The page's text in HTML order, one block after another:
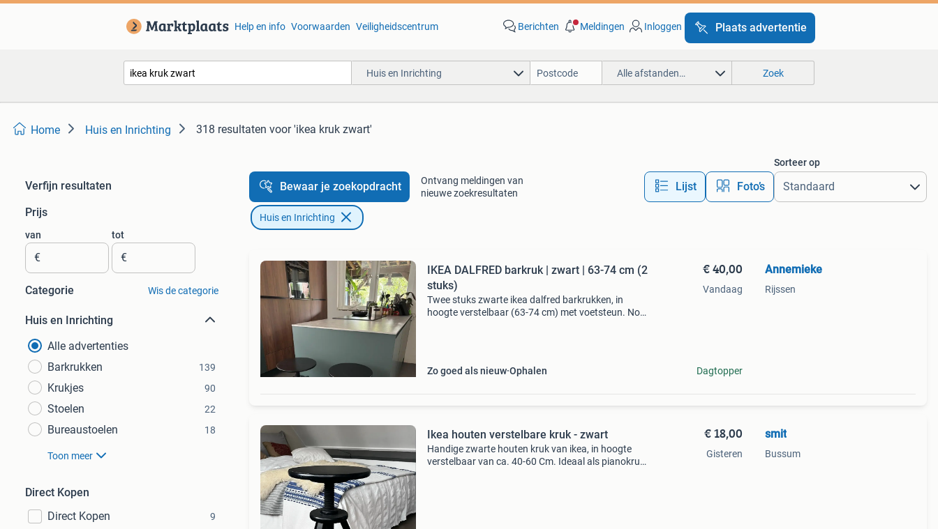
Help en info Voorwaarden Veiligheidscentrum Berichten Meldingen Inloggen Plaats advertentie
Huis en Inrichting Alle afstanden… Zoek
Home Huis en Inrichting 318 resultaten voor 'ikea kruk zwart'
Verfijn resultaten
Prijs
van
€
tot
€
Categorie Wis de categorie
Huis en Inrichting
Alle advertenties
Barkrukken
139
Krukjes 90
Stoelen 22
Bureaustoelen 18
Toon meer
Direct Kopen
Direct Kopen
9
Bewaar je zoekopdracht
Ontvang meldingen van
nieuwe zoekresultaten
Lijst Foto’s
Sorteer op
Huis en Inrichting
IKEA DALFRED barkruk | zwart | 63-74 cm (2
stuks)
Twee stuks zwarte ikea dalfred barkrukken, in
hoogte verstelbaar (63-74 cm) met voetsteun. Nog
Zo goed als nieuw Ophalen
€ 40,00
Vandaag
Dagtopper
Annemieke
Rijssen
Ikea houten verstelbare kruk - zwart
Handige zwarte houten kruk van ikea, in hoogte
verstelbaar van ca. 40-60 Cm. Ideaal als pianokruk,
€ 18,00
Gisteren
smit
Bussum